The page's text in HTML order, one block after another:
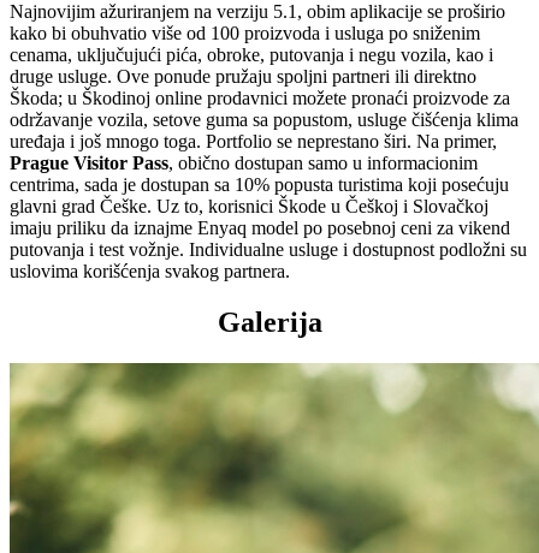
Najnovijim ažuriranjem na verziju 5.1, obim aplikacije se proširio
kako bi obuhvatio više od 100 proizvoda i usluga po sniženim
cenama, uključujući pića, obroke, putovanja i negu vozila, kao i
druge usluge. Ove ponude pružaju spoljni partneri ili direktno
Škoda; u Škodinoj online prodavnici možete pronaći proizvode za
održavanje vozila, setove guma sa popustom, usluge čišćenja klima
uređaja i još mnogo toga. Portfolio se neprestano širi. Na primer,
Prague Visitor Pass, obično dostupan samo u informacionim
centrima, sada je dostupan sa 10% popusta turistima koji posećuju
glavni grad Češke. Uz to, korisnici Škode u Češkoj i Slovačkoj
imaju priliku da iznajme Enyaq model po posebnoj ceni za vikend
putovanja i test vožnje. Individualne usluge i dostupnost podložni su
uslovima korišćenja svakog partnera.
Galerija